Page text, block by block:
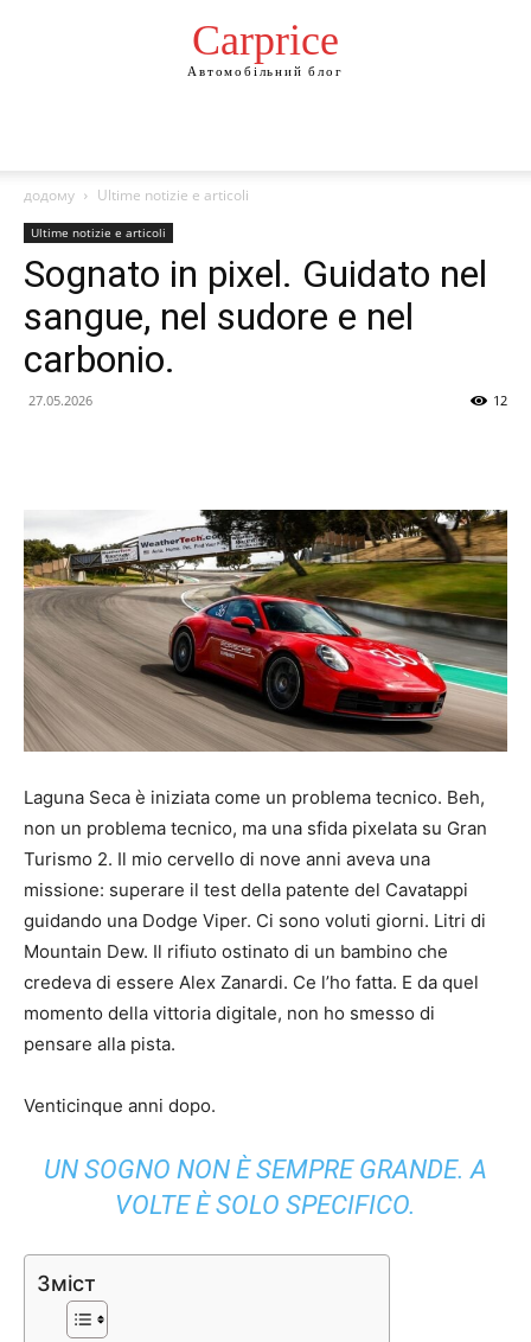
Сarprice
Автомобільний блог
додому Ultime notizie e articoli
Ultime notizie e articoli
Sognato in pixel. Guidato nel
sangue, nel sudore e nel
carbonio.
27.05.2026 12
Laguna Seca è iniziata come un problema tecnico. Beh,
non un problema tecnico, ma una sfida pixelata su Gran
Turismo 2. Il mio cervello di nove anni aveva una
missione: superare il test della patente del Cavatappi
guidando una Dodge Viper. Ci sono voluti giorni. Litri di
Mountain Dew. Il rifiuto ostinato di un bambino che
credeva di essere Alex Zanardi. Ce l’ho fatta. E da quel
momento della vittoria digitale, non ho smesso di
pensare alla pista.
Venticinque anni dopo.
UN SOGNO NON È SEMPRE GRANDE. A
VOLTE È SOLO SPECIFICO.
Зміст